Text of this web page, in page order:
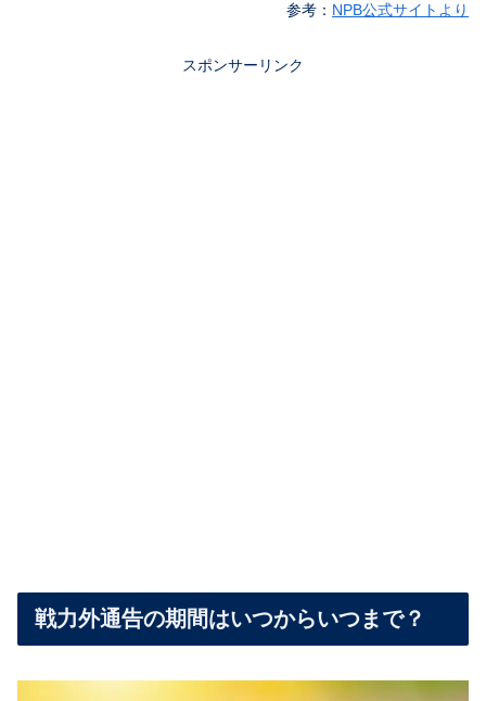
参考： NPB公式サイトより
スポンサーリンク
戦力外通告の期間はいつからいつまで？